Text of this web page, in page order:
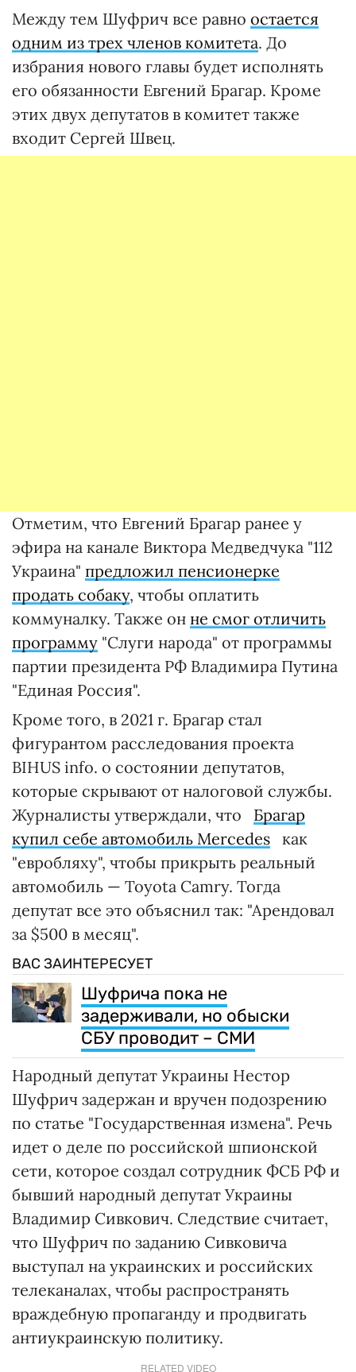
Между тем Шуфрич все равно остается
одним из трех членов комитета. До
избрания нового главы будет исполнять
его обязанности Евгений Брагар. Кроме
этих двух депутатов в комитет также
входит Сергей Швец.
Отметим, что Евгений Брагар ранее у
эфира на канале Виктора Медведчука "112
Украина" предложил пенсионерке
продать собаку, чтобы оплатить
коммуналку. Также он не смог отличить
программу "Слуги народа" от программы
партии президента РФ Владимира Путина
"Единая Россия".
Кроме того, в 2021 г. Брагар стал
фигурантом расследования проекта
BIHUS info. о состоянии депутатов,
которые скрывают от налоговой службы.
Журналисты утверждали, что Брагар
купил себе автомобиль Mercedes как
"евробляху", чтобы прикрыть реальный
автомобиль — Toyota Camry. Тогда
депутат все это объяснил так: "Арендовал
за $500 в месяц".
ВАС ЗАИНТЕРЕСУЕТ
Шуфрича пока не
задерживали, но обыски
СБУ проводит – СМИ
Народный депутат Украины Нестор
Шуфрич задержан и вручен подозрению
по статье "Государственная измена". Речь
идет о деле по российской шпионской
сети, которое создал сотрудник ФСБ РФ и
бывший народный депутат Украины
Владимир Сивкович. Следствие считает,
что Шуфрич по заданию Сивковича
выступал на украинских и российских
телеканалах, чтобы распространять
враждебную пропаганду и продвигать
антиукраинскую политику.
RELATED VIDEO